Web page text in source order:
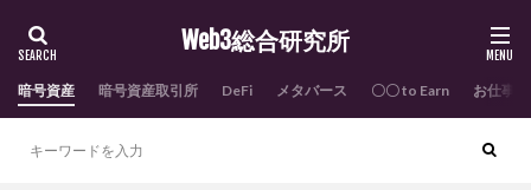
Web3総合研究所
暗号資産 暗号資産取引所 DeFi メタバース 〇〇 to Earn お仕事